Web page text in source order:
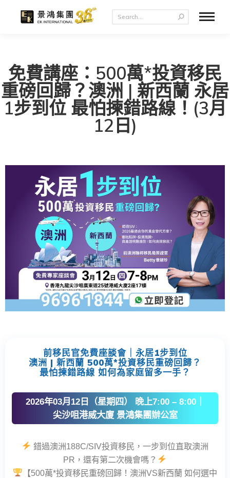
免費講座：500萬*投資移民
重磅回歸？澳洲 | 新西蘭 永居
1步到位 最怕揀錯路線！(3月
12日)
前移民官免費座談會｜永居1步到位
澳洲 | 新西蘭 500萬*投資移民重磅回歸？
最怕揀錯路線 如何為家庭留多一手？
2026年03月12日（星期四） 晚上7:00 – 8:00｜
尖沙咀港威大廈 景鴻集團辦公室
錯過澳洲188C/SIV投資移民，一步到位直取澳洲
PR，還有第二次機會嗎？
【500萬*投資移民重磅回歸！澳洲VS新西蘭 如何選中